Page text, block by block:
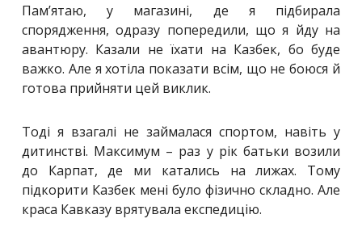
Пам’ятаю, у магазині, де я підбирала
спорядження, одразу попередили, що я йду на
авантюру. Казали не їхати на Казбек, бо буде
важко. Але я хотіла показати всім, що не боюся й
готова прийняти цей виклик.
Тоді я взагалі не займалася спортом, навіть у
дитинстві. Максимум – раз у рік батьки возили
до Карпат, де ми катались на лижах. Тому
підкорити Казбек мені було фізично складно. Але
краса Кавказу врятувала експедицію.